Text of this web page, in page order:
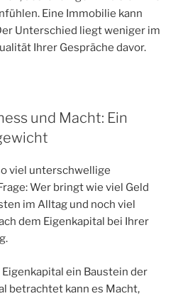
Eine Immobilie kann
Unterschied liegt weniger im
Ihrer Gespräche davor.
und Macht: Ein
viel unterschwellige
Wer bringt wie viel Geld
im Alltag und noch viel
dem Eigenkapital bei Ihrer
ein Baustein der
betrachtet kann es Macht,